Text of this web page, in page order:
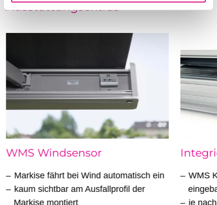
Ausstattungsextras
WMS Windsensor
Markise fährt bei Wind automatisch ein
kaum sichtbar am Ausfallprofil der
Markise montiert
WMS
je